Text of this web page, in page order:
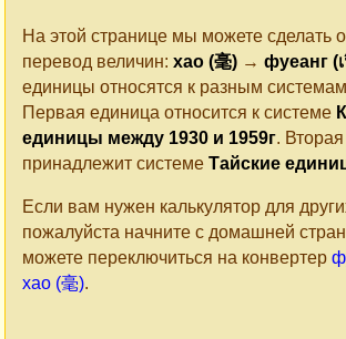
На этой странице мы можете сделать
перевод величин: хао (毫) → фуеанг (
единицы относятся к разным
Первая единица относится к системе
единицы между 1930 и 1959г.
принадлежит системе Тайские
Если вам нужен калькулятор для
пожалуйста начните с домашней
можете переключиться на конвертер
хао (毫).